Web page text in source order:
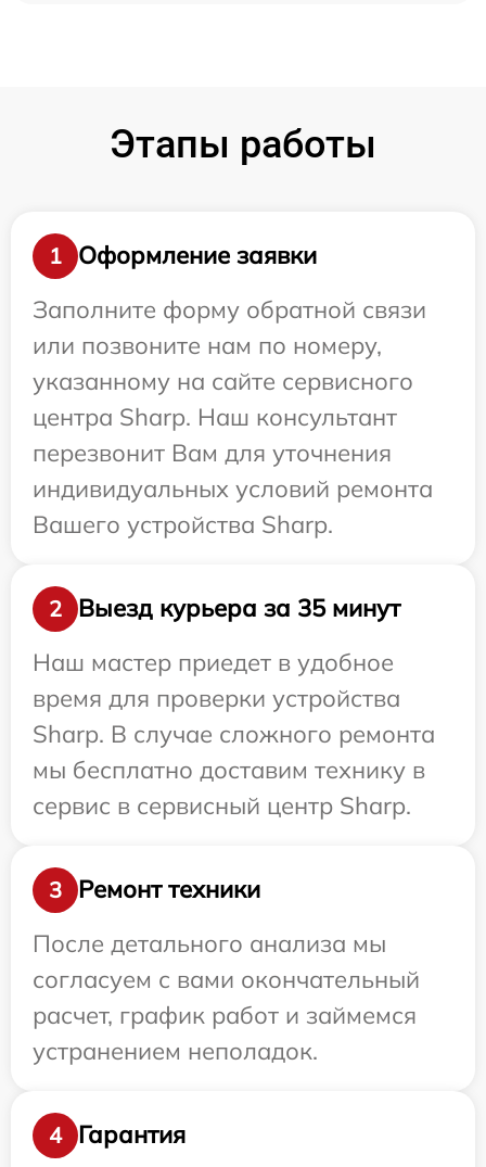
Этапы работы
1
Оформление заявки
Заполните форму обратной связи
или позвоните нам по номеру,
указанному на сайте сервисного
центра Sharp. Наш консультант
перезвонит Вам для уточнения
индивидуальных условий ремонта
Вашего устройства Sharp.
2
Выезд курьера за 35 минут
Наш мастер приедет в удобное
время для проверки устройства
Sharp. В случае сложного ремонта
мы бесплатно доставим технику в
сервис в сервисный центр Sharp.
3
Ремонт техники
После детального анализа мы
согласуем с вами окончательный
расчет, график работ и займемся
устранением неполадок.
4 Гарантия